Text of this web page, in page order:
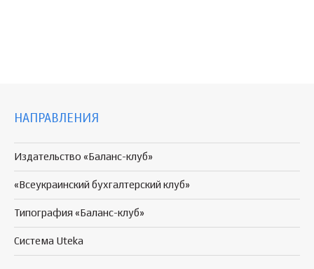
НАПРАВЛЕНИЯ
Издательство «Баланс-клуб»
«Всеукраинский бухгалтерский клуб»
Типография «Баланс-клуб»
Система Uteka